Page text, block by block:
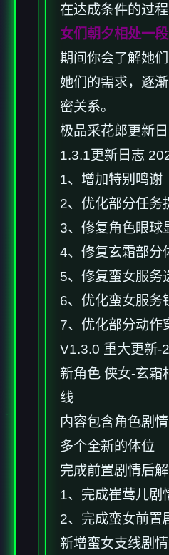
在达成条件的过程
女们朝夕相处一段
期间你会了解她
她们的需求，逐
密关系。
极品采花郎更新
1.3.1更新日志
1、增加特别鸣谢
2、优化部分任务
3、修复角色眼球
4、修复玄霜部分
5、修复蛮女服务
6、优化蛮女服务
7、优化部分动作
V1.3.0 重大更新-
新角色 侠女-玄霜
线
内容包含角色剧情
多个全新的体位
完成前置剧情后解
1、完成崔莺儿剧
2、完成蛮女前置
新增蛮女支线剧